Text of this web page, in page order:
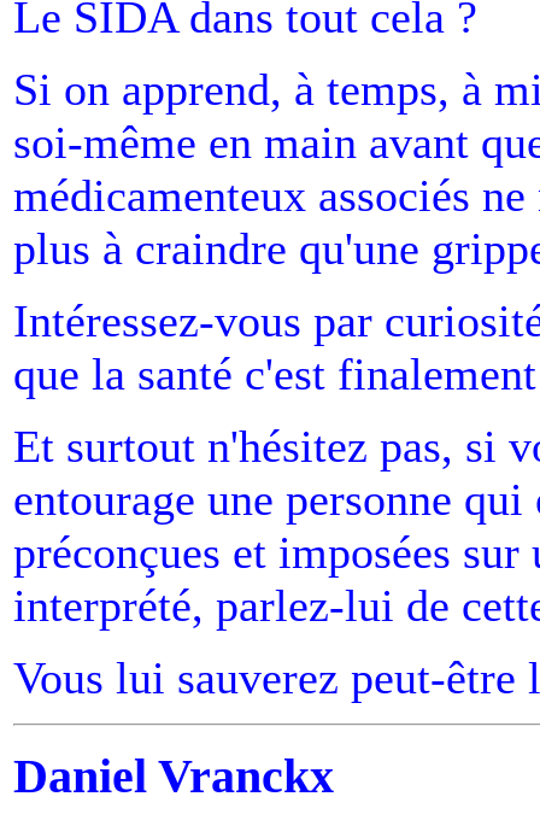
Le SIDA dans tout cela ?
Si on apprend, à temps, à
soi-même en main avant
médicamenteux associés
plus à craindre qu'une
Intéressez-vous par
que la santé c'est
Et surtout n'hésitez pas, si
entourage une personne
préconçues et imposées
interprété, parlez-lui de
Vous lui sauverez peut-être
Daniel Vranckx